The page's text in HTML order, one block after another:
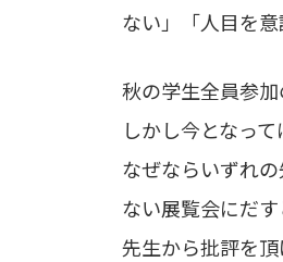
ない」「人目を
秋の学生全員参
しかし今となっ
なぜならいずれ
ない展覧会にだ
先生から批評を